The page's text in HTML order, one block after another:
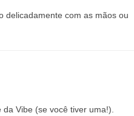
delicadamente com as mãos ou
Vibe (se você tiver uma!).